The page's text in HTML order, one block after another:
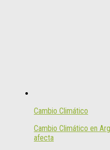
Cambio Climático
Cambio Climático en
afecta